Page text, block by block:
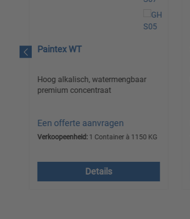
Paintex 1967
Sterk alkalisch
reinigingsconcentraat op
Een offerte aanvragen
Verkoopeenheid:1 Container à 1150 KG
verzendkosten
Details